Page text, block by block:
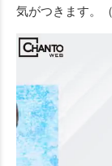
気がつきます。